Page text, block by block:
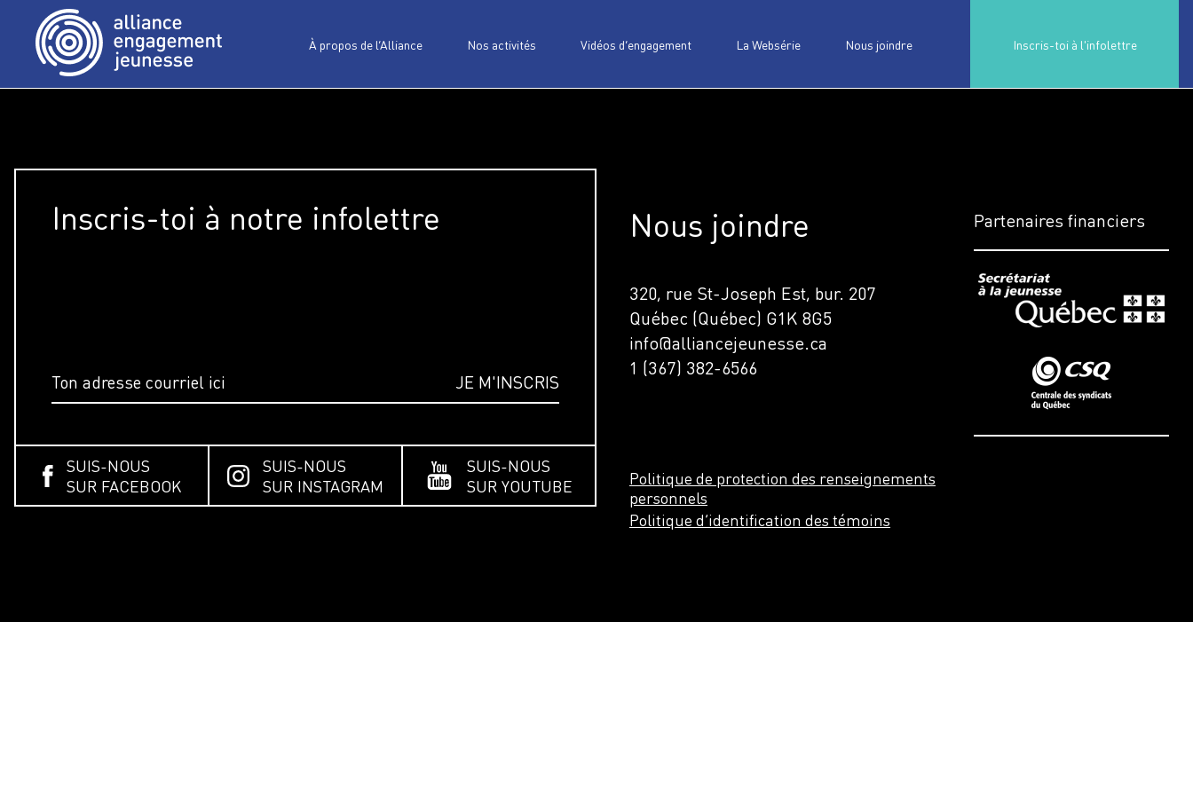
À propos de l’Alliance Nos activités Vidéos d’engagement La Websérie Nous joindre Inscris-toi à l'infolettre
Inscris-toi à notre infolettre
SUIS-NOUS
SUR FACEBOOK
SUIS-NOUS
SUR INSTAGRAM
SUIS-NOUS
SUR YOUTUBE
Nous joindre
320, rue St-Joseph Est, bur. 207
Québec (Québec) G1K 8G5
info@alliancejeunesse.ca
1 (367) 382-6566
Politique de protection des renseignements
personnels
Politique d’identification des témoins
Partenaires financiers